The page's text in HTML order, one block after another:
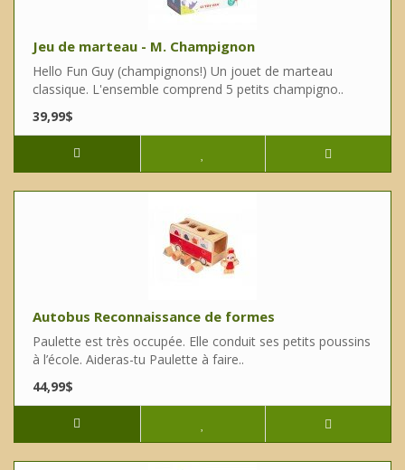
Jeu de marteau - M. Champignon
Hello Fun Guy (champignons!) Un jouet de marteau
classique. L'ensemble comprend 5 petits champigno..
39,99$
Autobus Reconnaissance de formes
Paulette est très occupée. Elle conduit ses petits poussins
à l’école. Aideras-tu Paulette à faire..
44,99$